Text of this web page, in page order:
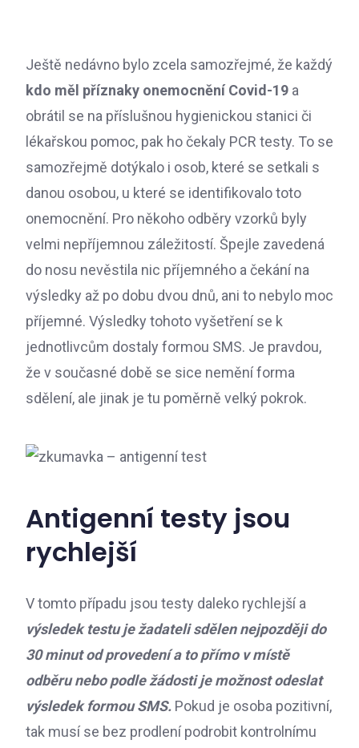
Ještě nedávno bylo zcela samozřejmé, že každý
kdo měl příznaky onemocnění Covid-19a
obrátil se na příslušnou hygienickou stanici či
lékařskou pomoc, pak ho čekaly PCR testy. To se
samozřejmě dotýkalo i osob, které se setkali s
danou osobou, u které se identifikovalo toto
onemocnění. Pro někoho odběry vzorků byly
velmi nepříjemnou záležitostí. Špejle zavedená
do nosu nevěstila nic příjemného a čekání na
výsledky až po dobu dvou dnů, ani to nebylo moc
příjemné. Výsledky tohoto vyšetření se k
jednotlivcům dostaly formou SMS. Je pravdou,
že v současné době se sice nemění forma
sdělení, ale jinak je tu poměrně velký pokrok.
Antigenní testy jsou
rychlejší
V tomto případu jsou testy daleko rychlejší a
výsledek testu je žadateli sdělen nejpozději do
30 minut od provedení a to přímo v místě
odběru nebo podle žádosti je možnost odeslat
výsledek formou SMS.Pokud je osoba pozitivní,
tak musí se bez prodlení podrobit kontrolnímu